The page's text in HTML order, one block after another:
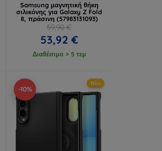
Samsung μαγνητική θήκη
σιλικόνης για Galaxy Z Fold
8, πράσινη (57983131093)
59,90 €
53,92 €
Διαθέσιμο > 5 τεμ
-10%
Νέο